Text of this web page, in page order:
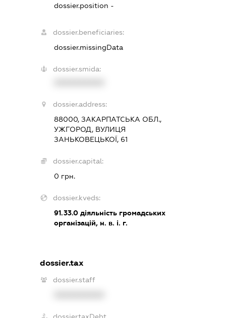
dossier.position -
dossier.beneficiaries:
dossier.missingData
dossier.smida:
dossier.address:
88000, ЗАКАРПАТСЬКА ОБЛ.,
УЖГОРОД, ВУЛИЦЯ
ЗАНЬКОВЕЦЬКОЇ, 61
dossier.capital:
0 грн.
dossier.kveds:
91.33.0діяльність громадських
організацій, н. в. і. г.
dossier.tax
dossier.staff